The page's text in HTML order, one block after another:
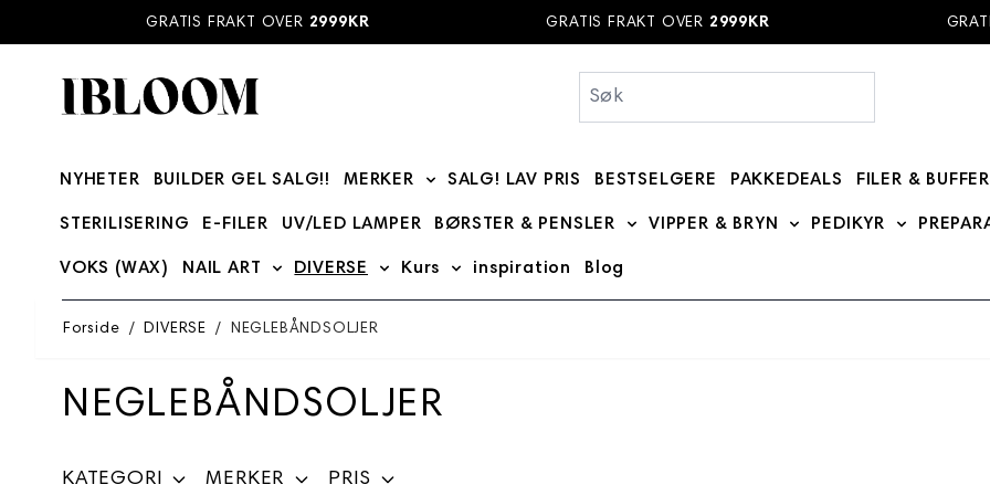
GRATIS FRAKT OVER 2999KR GRATIS FRAKT OVER 2999KR GRATIS
NYHETER BUILDER GEL SALG!!
MERKER
SALG! LAV PRIS BESTSELGERE PAKKEDEALS
FILER & BUFFER
STERILISERING
E-FILER UV/LED LAMPER
BØRSTER & PENSLER
VIPPER & BRYN
PEDIKYR
VOKS (WAX)
NAIL ART
DIVERSE
Kurs
inspiration Blog
Forside / DIVERSE / NEGLEBÅNDSOLJER
NEGLEBÅNDSOLJER
KATEGORI MERKER PRIS